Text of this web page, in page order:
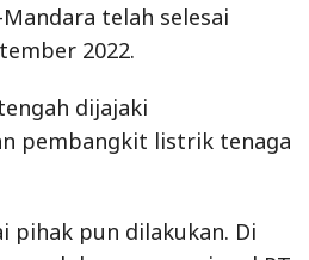
telah selesai
2022.
dijajaki
pembangkit listrik tenaga
pihak pun dilakukan. Di